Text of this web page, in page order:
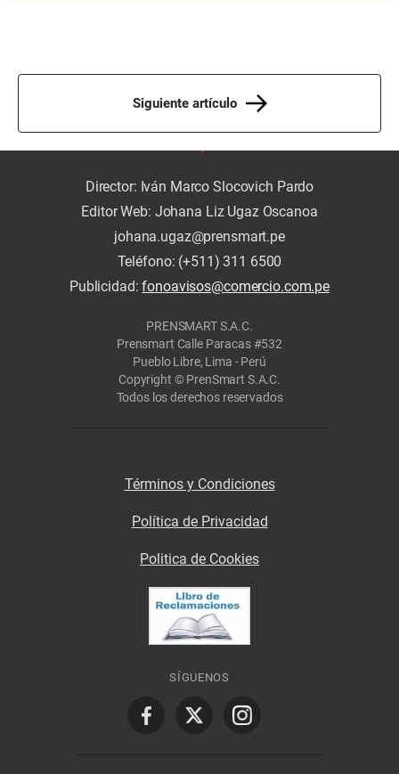
Siguiente artículo
Director: Iván Marco Slocovich Pardo
Editor Web: Johana Liz Ugaz Oscanoa
johana.ugaz@prensmart.pe
Teléfono: (+511) 311 6500
Publicidad:fonoavisos@comercio.com.pe
PRENSMART S.A.C.
Prensmart Calle Paracas #532
Pueblo Libre, Lima - Perú
Copyright © PrenSmart S.A.C.
Todos los derechos reservados
Términos y Condiciones
Política de Privacidad
Politica de Cookies
SÍGUENOS